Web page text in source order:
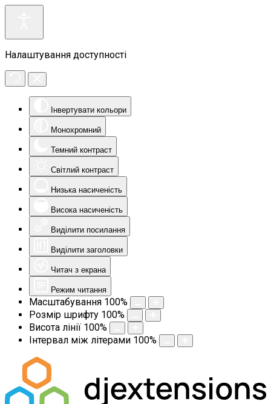
Налаштування доступності
Інвертувати кольори
Монохромний
Темний контраст
Світлий контраст
Низька насиченість
Висока насиченість
Виділити посилання
Виділити заголовки
Читач з екрана
Режим читання
Масштабування 100%
Розмір шрифту 100%
Висота лінії 100%
Інтервал між літерами 100%